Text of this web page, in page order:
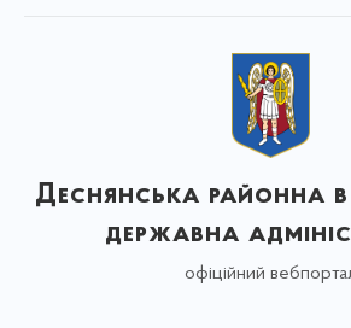
Деснянська районна в
державна
офіційний